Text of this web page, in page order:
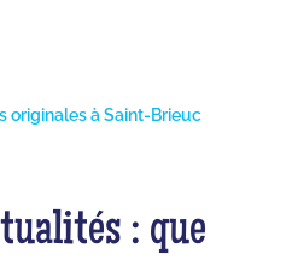
originales à Saint-Brieuc
: que